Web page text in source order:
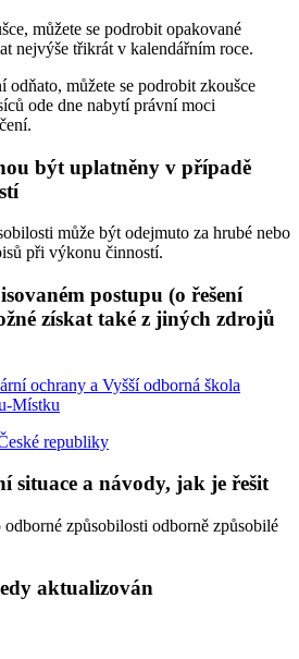
můžete se podrobit opakované
nejvýše třikrát v kalendářním roce.
odňato, můžete se podrobit zkoušce
ode dne nabytí právní moci
být uplatněny v případě
může být odejmuto za hrubé nebo
při výkonu činností.
postupu (o řešení
získat také z jiných zdrojů
ochrany a Vyšší odborná škola
Místku
republiky
situace a návody, jak je řešit
způsobilosti odborně způsobilé
aktualizován